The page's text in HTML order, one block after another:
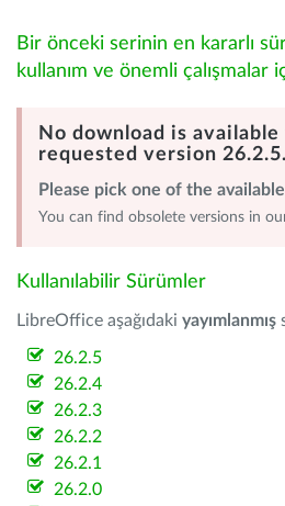
Bir önceki serinin en kararlı
kullanım ve önemli çalışmalar
No download is
requested version 26.2.5.
Please pick one of the
You can find obsolete versions in
Kullanılabilir Sürümler
LibreOffice aşağıdaki yayımlanmış
26.2.5
26.2.4
26.2.3
26.2.2
26.2.1
26.2.0